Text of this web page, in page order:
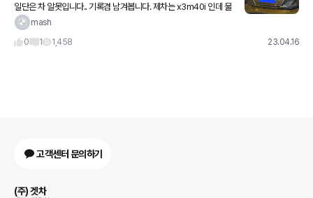
일단은 차 알못입니다.. 기록겸 남겨봅니다. 제차는 x3m40i 인데 물
피도주 때문에 대차를 a7 45 디젤로 받아서 조금 타봤는데 x3m40i
mash
0
1 1,458 23.04.16
고객센터 문의하기
(주) 겟차